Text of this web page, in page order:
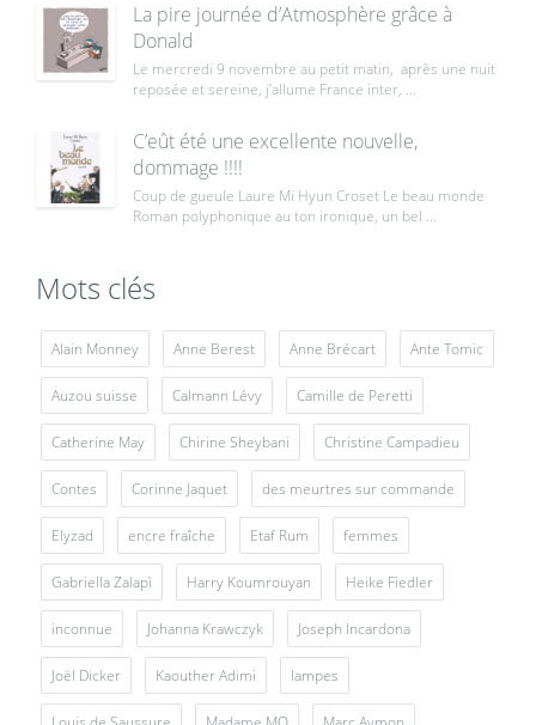
La pire journée d’Atmosphère grâce à
Donald
Le mercredi 9 novembre au petit matin, après une nuit
reposée et sereine, j’allume France inter, ...
C’eût été une excellente nouvelle,
dommage !!!!
Coup de gueule Laure Mi Hyun Croset Le beau monde
Roman polyphonique au ton ironique, un bel ...
Mots clés
Alain Monney Anne Berest Anne Brécart Ante Tomic
Auzou suisse Calmann Lévy Camille de Peretti
Catherine May Chirine Sheybani Christine Campadieu
Contes Corinne Jaquet des meurtres sur commande
Elyzad encre fraîche Etaf Rum femmes
Gabriella Zalapì Harry Koumrouyan Heike Fiedler
inconnue Johanna Krawczyk Joseph Incardona
Joël Dicker Kaouther Adimi lampes